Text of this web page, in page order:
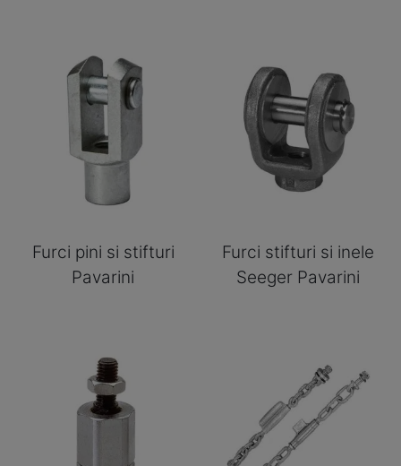
Furci pini si stifturi
Pavarini
Furci stifturi si inele
Seeger Pavarini